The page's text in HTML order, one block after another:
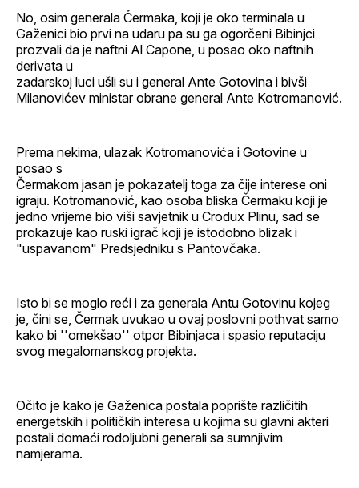
No, osim generala Čermaka, koji je oko terminala u
Gaženici bio prvi na udaru pa su ga ogorčeni Bibinjci
prozvali da je naftni Al Capone, u posao oko naftnih
derivata u
zadarskoj luci ušli su i general Ante Gotovina i bivši
Milanovićev ministar obrane general Ante Kotromanović.
Prema nekima, ulazak Kotromanovića i Gotovine u
posao s
Čermakom jasan je pokazatelj toga za čije interese oni
igraju. Kotromanović, kao osoba bliska Čermaku koji je
jedno vrijeme bio viši savjetnik u Crodux Plinu, sad se
prokazuje kao ruski igrač koji je istodobno blizak i
"uspavanom" Predsjedniku s Pantovčaka.
Isto bi se moglo reći i za generala Antu Gotovinu kojeg
je, čini se, Čermak uvukao u ovaj poslovni pothvat samo
kako bi ''omekšao'' otpor Bibinjaca i spasio reputaciju
svog megalomanskog projekta.
Očito je kako je Gaženica postala poprište različitih
energetskih i političkih interesa u kojima su glavni akteri
postali domaći rodoljubni generali sa sumnjivim
namjerama.